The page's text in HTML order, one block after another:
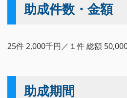
助成件数・金額
25件 2,000千円／１件 総額
助成期間